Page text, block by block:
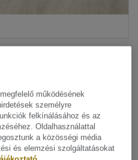
dizájn megtekitése. (200)
|Szegélylécek
működésének
személyre
felkínálásához és az
Oldalhasználattal
a közösségi média
és elemzési szolgáltatásokat